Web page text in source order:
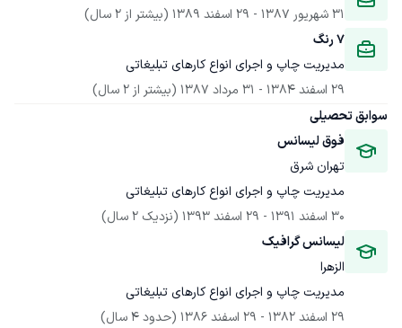
31 شهریور 1387
- 29 اسفند 1389
(بیشتر از 2 سال)
7 رنگ
مدیریت چاپ و اجرای انواع کارهای تبلیغاتی
29 اسفند 1384
- 31 مرداد 1387
(بیشتر از 2 سال)
سوابق تحصیلی
فوق لیسانس
تهران شرق
مدیریت چاپ و اجرای انواع کارهای تبلیغاتی
30 اسفند 1391
- 29 اسفند 1393
(نزدیک 2 سال)
لیسانس گرافیک
الزهرا
مدیریت چاپ و اجرای انواع کارهای تبلیغاتی
29 اسفند 1382
- 29 اسفند 1386 (حدود 4 سال)